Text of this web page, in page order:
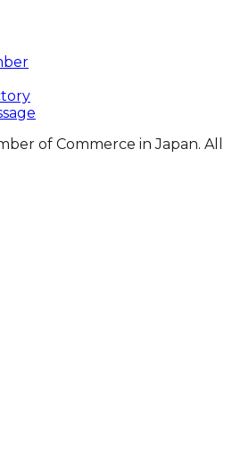
of Commerce in Japan. All